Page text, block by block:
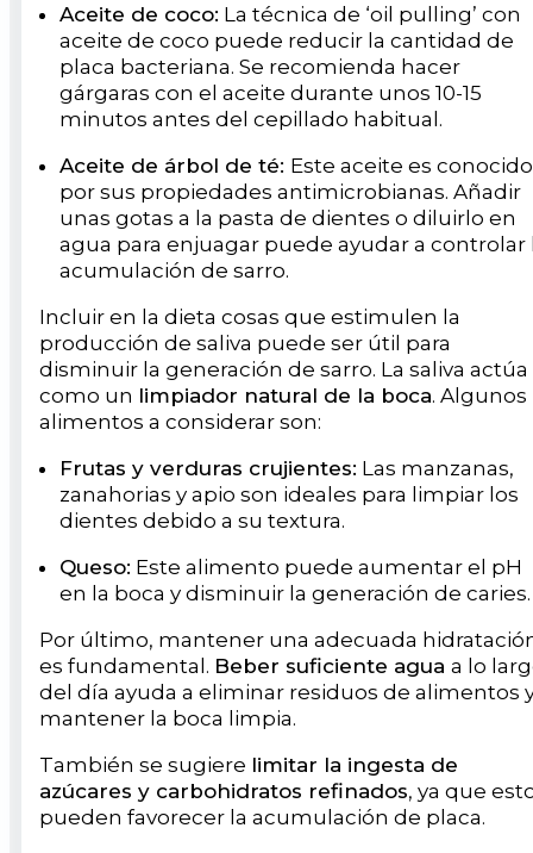
Aceite de coco: La técnica de ‘oil pulling’ con
aceite de coco puede reducir la cantidad de
placa bacteriana. Se recomienda hacer
gárgaras con el aceite durante unos 10-15
minutos antes del cepillado habitual.
Aceite de árbol de té: Este aceite es conocido
por sus propiedades antimicrobianas. Añadir
unas gotas a la pasta de dientes o diluirlo en
agua para enjuagar puede ayudar a controlar
acumulación de sarro.
Incluir en la dieta cosas que estimulen la
producción de saliva puede ser útil para
disminuir la generación de sarro. La saliva actúa
como un limpiador natural de la boca. Algunos
alimentos a considerar son:
Frutas y verduras crujientes: Las manzanas,
zanahorias y apio son ideales para limpiar los
dientes debido a su textura.
Queso: Este alimento puede aumentar el pH
en la boca y disminuir la generación de caries.
Por último, mantener una adecuada
es fundamental. Beber suficiente agua a lo
del día ayuda a eliminar residuos de alimentos
mantener la boca limpia.
También se sugiere limitar la ingesta de
azúcares y carbohidratos refinados, ya que
pueden favorecer la acumulación de placa.